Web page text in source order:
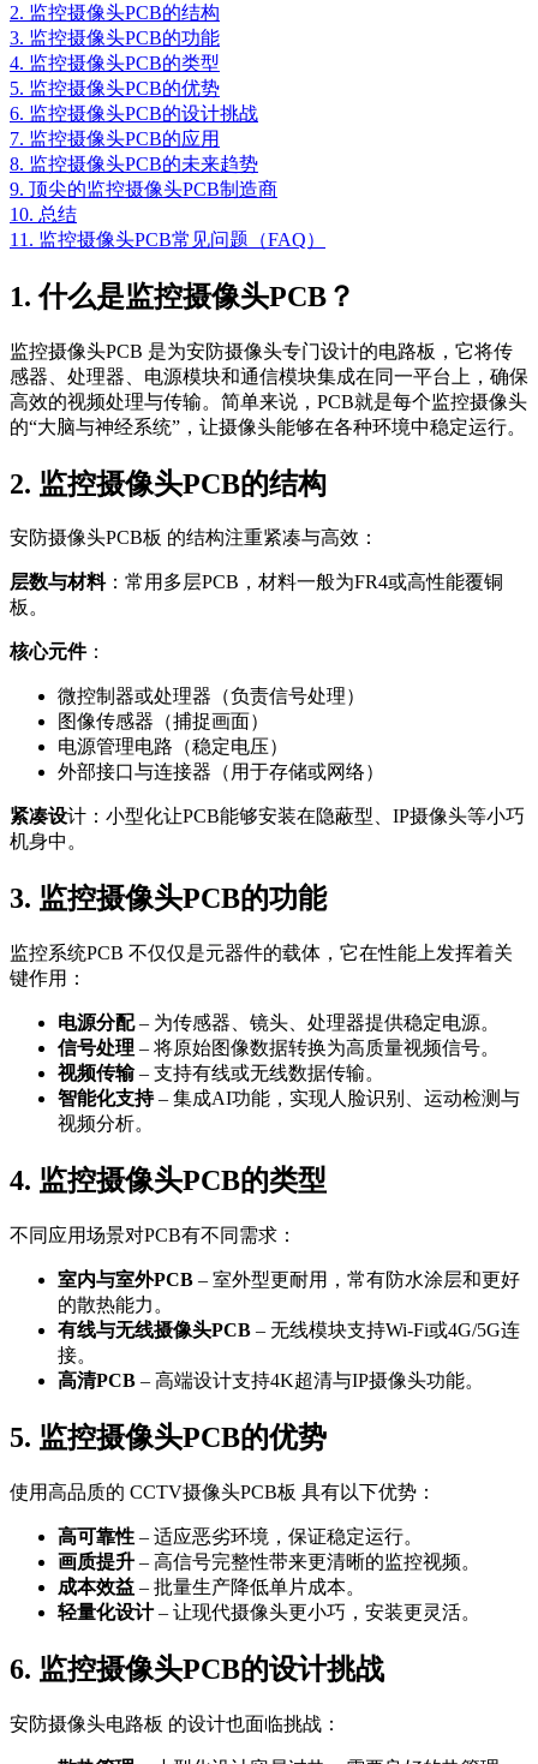
2. 监控摄像头PCB的结构
3. 监控摄像头PCB的功能
4. 监控摄像头PCB的类型
5. 监控摄像头PCB的优势
6. 监控摄像头PCB的设计挑战
7. 监控摄像头PCB的应用
8. 监控摄像头PCB的未来趋势
9. 顶尖的监控摄像头PCB制造商
10. 总结
11. 监控摄像头PCB常见问题（FAQ）
1. 什么是监控摄像头PCB？
监控摄像头PCB 是为安防摄像头专门设计的电路板，它将传
感器、处理器、电源模块和通信模块集成在同一平台上，确保
高效的视频处理与传输。简单来说，PCB就是每个监控摄像头
的“大脑与神经系统”，让摄像头能够在各种环境中稳定运行。
2. 监控摄像头PCB的结构
安防摄像头PCB板 的结构注重紧凑与高效：
层数与材料：常用多层PCB，材料一般为FR4或高性能覆铜
板。
核心元件：
微控制器或处理器（负责信号处理）
图像传感器（捕捉画面）
电源管理电路（稳定电压）
外部接口与连接器（用于存储或网络）
紧凑设计：小型化让PCB能够安装在隐蔽型、IP摄像头等小巧
机身中。
3. 监控摄像头PCB的功能
监控系统PCB 不仅仅是元器件的载体，它在性能上发挥着关
键作用：
电源分配– 为传感器、镜头、处理器提供稳定电源。
信号处理 – 将原始图像数据转换为高质量视频信号。
视频传输– 支持有线或无线数据传输。
智能化支持– 集成AI功能，实现人脸识别、运动检测与
视频分析。
4. 监控摄像头PCB的类型
不同应用场景对PCB有不同需求：
室内与室外PCB – 室外型更耐用，常有防水涂层和更好
的散热能力。
有线与无线摄像头PCB – 无线模块支持Wi-Fi或4G/5G连
接。
高清PCB – 高端设计支持4K超清与IP摄像头功能。
5. 监控摄像头PCB的优势
使用高品质的 CCTV摄像头PCB板 具有以下优势：
高可靠性 – 适应恶劣环境，保证稳定运行。
画质提升 – 高信号完整性带来更清晰的监控视频。
成本效益 – 批量生产降低单片成本。
轻量化设计– 让现代摄像头更小巧，安装更灵活。
6. 监控摄像头PCB的设计挑战
安防摄像头电路板 的设计也面临挑战：